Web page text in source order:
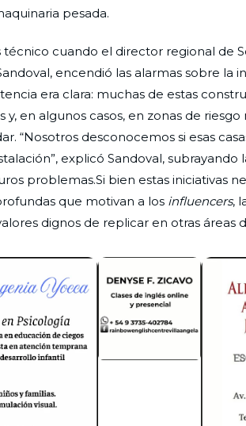
pesada.
cuando el director regional de
encendió las alarmas sobre la
era clara: muchas de estas
y, en algunos casos, en zonas de
“Nosotros desconocemos si esas
explicó Sandoval, subrayando
problemas.Si bien estas iniciativas
que motivan a los influencers,
dignos de replicar en otras áreas